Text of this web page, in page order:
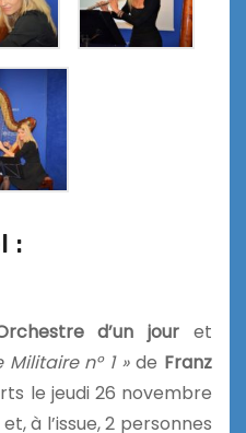
:
d’un jour et
Militaire n° 1 »de Franz
le jeudi 26 novembre
à l’issue, 2 personnes